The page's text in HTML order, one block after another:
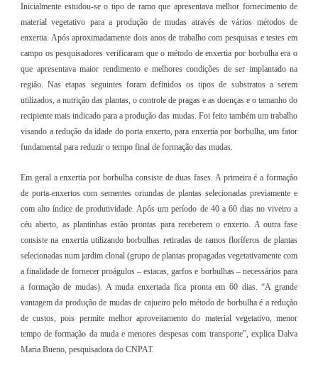
Inicialmente estudou-se o tipo de ramo que apresentava melhor fornecimento de
material vegetativo para a produção de mudas através de vários métodos de
enxertia. Após aproximadamente dois anos de trabalho com pesquisas e testes em
campo os pesquisadores verificaram que o método de enxertia por borbulha era o
que apresentava maior rendimento e melhores condições de ser implantado na
região. Nas etapas seguintes foram definidos os tipos de substratos a serem
utilizados, a nutrição das plantas, o controle de pragas e as doenças e o tamanho do
recipiente mais indicado para a produção das mudas. Foi feito também um trabalho
visando a redução da idade do porta enxerto, para enxertia por borbulha, um fator
fundamental para reduzir o tempo final de formação das mudas.
Em geral a enxertia por borbulha consiste de duas fases. A primeira é a formação
de porta-enxertos com sementes oriundas de plantas selecionadas previamente e
com alto índice de produtividade. Após um período de 40 a 60 dias no viveiro a
céu aberto, as plantinhas estão prontas para receberem o enxerto. A outra fase
consiste na enxertia utilizando borbulhas retiradas de ramos floríferos de plantas
selecionadas num jardim clonal (grupo de plantas propagadas vegetativamente com
a finalidade de fornecer proágulos – estacas, garfos e borbulhas – necessários para
a formação de mudas). A muda enxertada fica pronta em 60 dias. “A grande
vantagem da produção de mudas de cajueiro pelo método de borbulha é a redução
de custos, pois permite melhor aproveitamento do material vegetativo, menor
tempo de formação da muda e menores despesas com transporte”, explica Dalva
Maria Bueno, pesquisadora do CNPAT.